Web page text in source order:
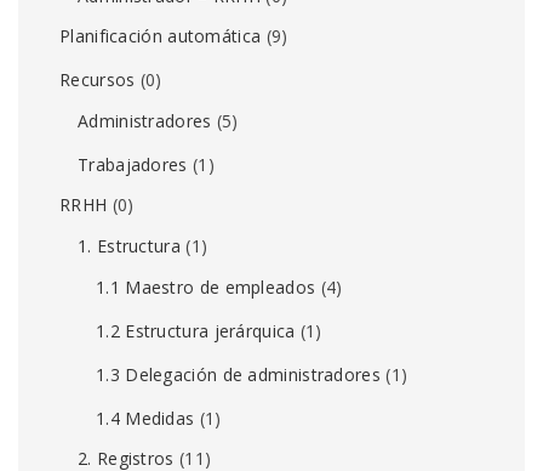
Planificación automática (9)
Recursos (0)
Administradores (5)
Trabajadores (1)
RRHH (0)
1. Estructura (1)
1.1 Maestro de empleados (4)
1.2 Estructura jerárquica (1)
1.3 Delegación de administradores (1)
1.4 Medidas (1)
2. Registros (11)